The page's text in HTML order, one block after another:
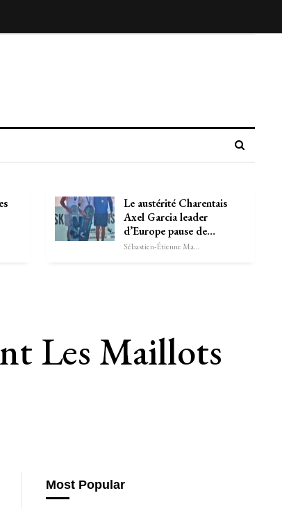
Le austérité Charentais
Axel Garcia leader
d’Europe pause de…
Sébastien-Étienne Marechal
Les Maillots
Most Popular